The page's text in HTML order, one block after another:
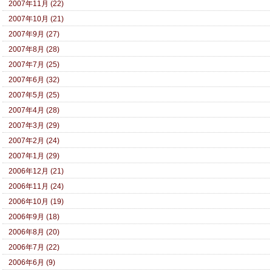
2007年11月 (22)
2007年10月 (21)
2007年9月 (27)
2007年8月 (28)
2007年7月 (25)
2007年6月 (32)
2007年5月 (25)
2007年4月 (28)
2007年3月 (29)
2007年2月 (24)
2007年1月 (29)
2006年12月 (21)
2006年11月 (24)
2006年10月 (19)
2006年9月 (18)
2006年8月 (20)
2006年7月 (22)
2006年6月 (9)